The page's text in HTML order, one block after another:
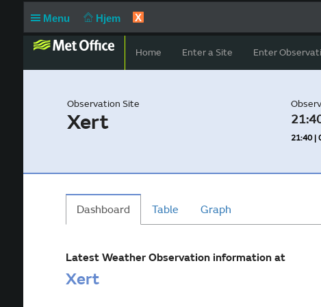
Menu Hjem X